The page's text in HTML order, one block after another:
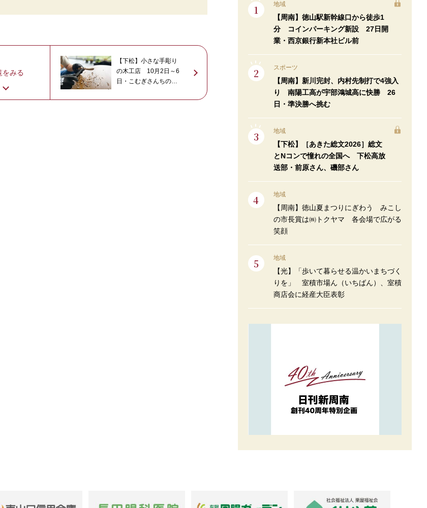
をみる
【下松】小さな手彫り
の木工店 10月2日～6
日・こむぎさんちの隠
地域
【周南】徳山駅新幹線口から徒歩1
分 コインパーキング新設 27日開
業・西京銀行新本社ビル前
スポーツ
【周南】新川完封、内村先制打で4強入
り 南陽工高が宇部鴻城高に快勝 26
日・準決勝へ挑む
地域
【下松】［あきた総文2026］総文
とNコンで憧れの全国へ 下松高放
送部・前原さん、磯部さん
地域
【周南】徳山夏まつりにぎわう みこし
の市長賞は㈱トクヤマ 各会場で広がる
笑顔
地域
【光】「歩いて暮らせる温かいまちづく
りを」 室積市場ん（いちばん）、室積
商店会に経産大臣表彰